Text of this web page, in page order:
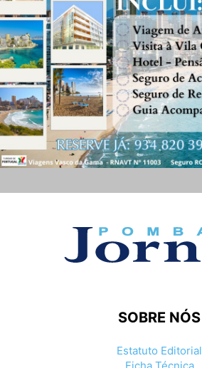
SOBRE NÓS
Estatuto Editorial
Ficha Técnica